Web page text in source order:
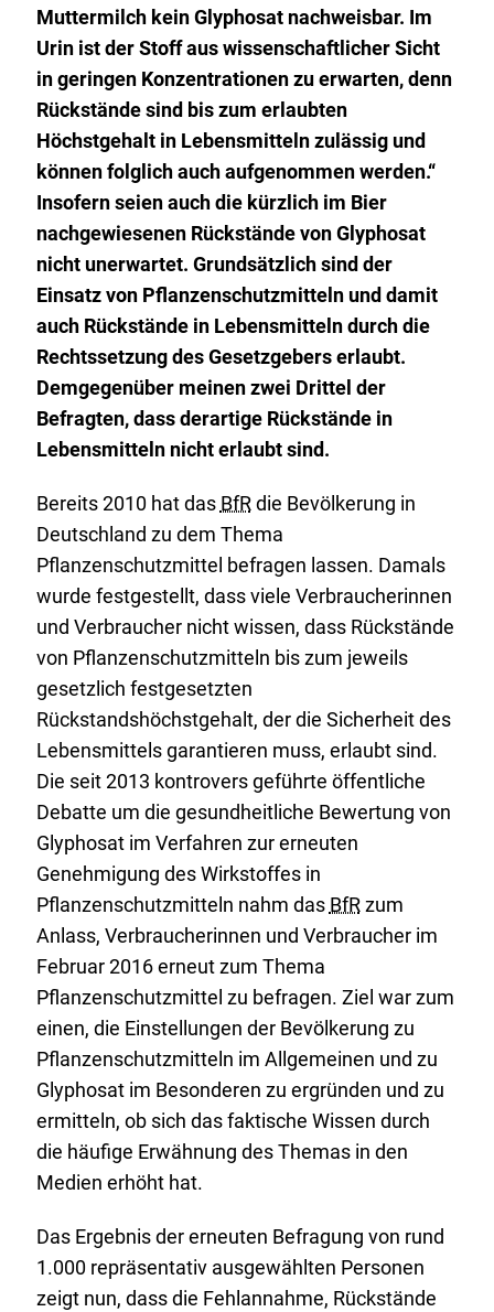
Muttermilch kein Glyphosat nachweisbar. Im
Urin ist der Stoff aus wissenschaftlicher Sicht
in geringen Konzentrationen zu erwarten, denn
Rückstände sind bis zum erlaubten
Höchstgehalt in Lebensmitteln zulässig und
können folglich auch aufgenommen werden.“
Insofern seien auch die kürzlich im Bier
nachgewiesenen Rückstände von Glyphosat
nicht unerwartet. Grundsätzlich sind der
Einsatz von Pflanzenschutzmitteln und damit
auch Rückstände in Lebensmitteln durch die
Rechtssetzung des Gesetzgebers erlaubt.
Demgegenüber meinen zwei Drittel der
Befragten, dass derartige Rückstände in
Lebensmitteln nicht erlaubt sind.
Bereits 2010 hat das BfRdie Bevölkerung in
Deutschland zu dem Thema
Pflanzenschutzmittel befragen lassen. Damals
wurde festgestellt, dass viele Verbraucherinnen
und Verbraucher nicht wissen, dass Rückstände
von Pflanzenschutzmitteln bis zum jeweils
gesetzlich festgesetzten
Rückstandshöchstgehalt, der die Sicherheit des
Lebensmittels garantieren muss, erlaubt sind.
Die seit 2013 kontrovers geführte öffentliche
Debatte um die gesundheitliche Bewertung von
Glyphosat im Verfahren zur erneuten
Genehmigung des Wirkstoffes in
Pflanzenschutzmitteln nahm das BfRzum
Anlass, Verbraucherinnen und Verbraucher im
Februar 2016 erneut zum Thema
Pflanzenschutzmittel zu befragen. Ziel war zum
einen, die Einstellungen der Bevölkerung zu
Pflanzenschutzmitteln im Allgemeinen und zu
Glyphosat im Besonderen zu ergründen und zu
ermitteln, ob sich das faktische Wissen durch
die häufige Erwähnung des Themas in den
Medien erhöht hat.
Das Ergebnis der erneuten Befragung von rund
1.000 repräsentativ ausgewählten Personen
zeigt nun, dass die Fehlannahme, Rückstände